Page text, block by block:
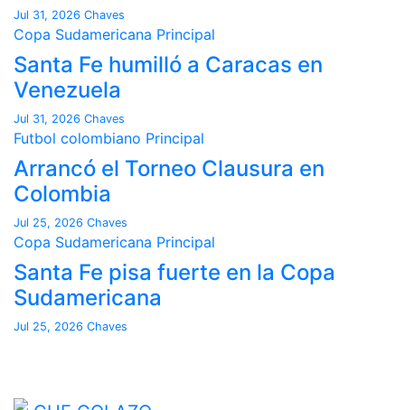
Jul 31, 2026 Chaves
Copa Sudamericana Principal
Santa Fe humilló a Caracas en
Venezuela
Jul 31, 2026 Chaves
Futbol colombiano Principal
Arrancó el Torneo Clausura en
Colombia
Jul 25, 2026 Chaves
Copa Sudamericana Principal
Santa Fe pisa fuerte en la Copa
Sudamericana
Jul 25, 2026 Chaves